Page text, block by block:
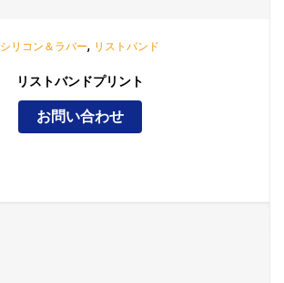
シリコン＆ラバー, リストバンド
リストバンドプリント
お問い合わせ